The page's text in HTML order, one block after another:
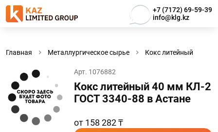
+7 (7172) 69-59-39
info@klg.kz
Главная Металлургическое сырье Кокс литейный
Арт. 1076882
Кокс литейный 40 мм КЛ-2
ГОСТ 3340-88 в Астанe
от 158 282 ₸